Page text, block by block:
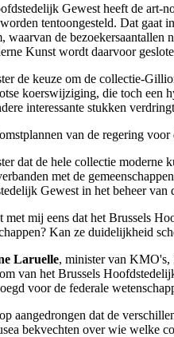
Gewest heeft de art-
tentoongesteld. Dat gaat
waarvan de
Kunst wordt daarvoor
de keuze om de collectie-
koerswijziging, die toch een
interessante stukken
van de regering voor
dat de hele collectie moderne
met de
Gewest in het beheer
met mij eens dat het Brussels
Kan ze duidelijkheid
Laruelle, minister van KMO's,
van het Brussels
voor de federale
aangedrongen dat de
bekvechten over wie welke